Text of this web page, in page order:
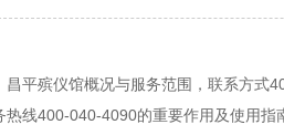
昌平殡仪馆概况与服务范围，联系方式
热线400-040-4090的重要作用及使用指